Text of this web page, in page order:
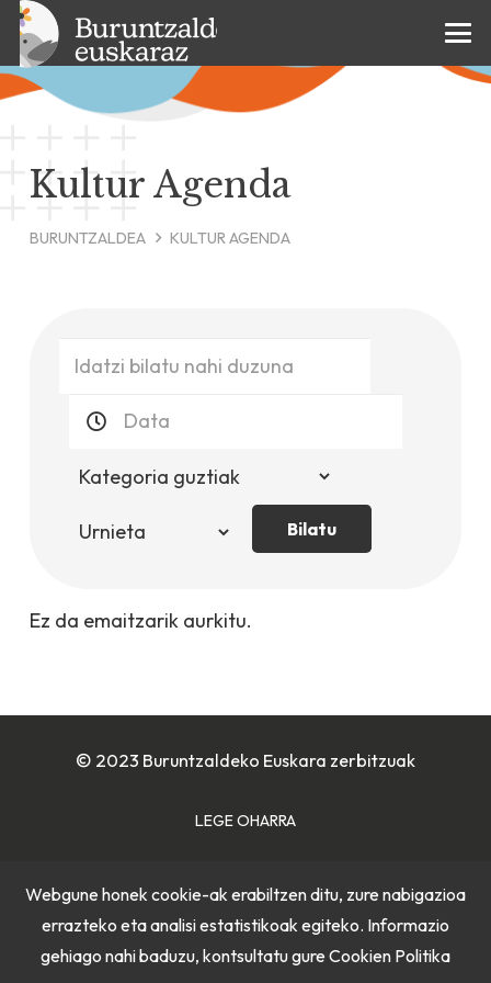
Kultur Agenda
BURUNTZALDEA KULTUR AGENDA
Bilatu
Ez da emaitzarik aurkitu.
© 2023 Buruntzaldeko Euskara zerbitzuak
LEGE OHARRA
PRIBATUTASUN POLITIKA
Webgune honek cookie-ak erabiltzen ditu, zure nabigazioa
errazteko eta analisi estatistikoak egiteko. Informazio
gehiago nahi baduzu, kontsultatu gure Cookien Politika